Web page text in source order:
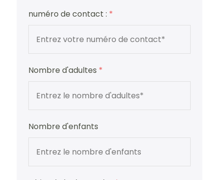
numéro de contact : *
Nombre d'adultes *
Nombre d'enfants